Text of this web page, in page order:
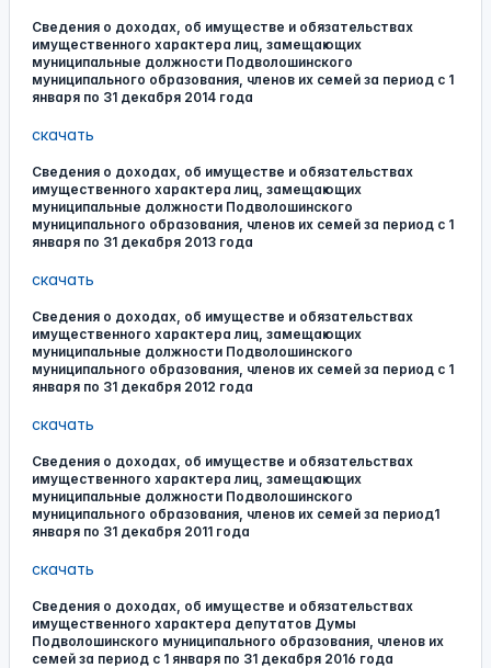
Сведения о доходах, об имуществе и обязательствах
имущественного характера лиц, замещающих
муниципальные должности Подволошинского
муниципального образования, членов их семей за период с 1
января по 31 декабря 2014 года
скачать
Сведения о доходах, об имуществе и обязательствах
имущественного характера лиц, замещающих
муниципальные должности Подволошинского
муниципального образования, членов их семей за период с 1
января по 31 декабря 2013 года
скачать
Сведения о доходах, об имуществе и обязательствах
имущественного характера лиц, замещающих
муниципальные должности Подволошинского
муниципального образования, членов их семей за период с 1
января по 31 декабря 2012 года
скачать
Сведения о доходах, об имуществе и обязательствах
имущественного характера лиц, замещающих
муниципальные должности Подволошинского
муниципального образования, членов их семей за период1
января по 31 декабря 2011 года
скачать
Сведения о доходах, об имуществе и обязательствах
имущественного характера депутатов Думы
Подволошинского муниципального образования, членов их
семей за период с 1 января по 31 декабря 2016 года